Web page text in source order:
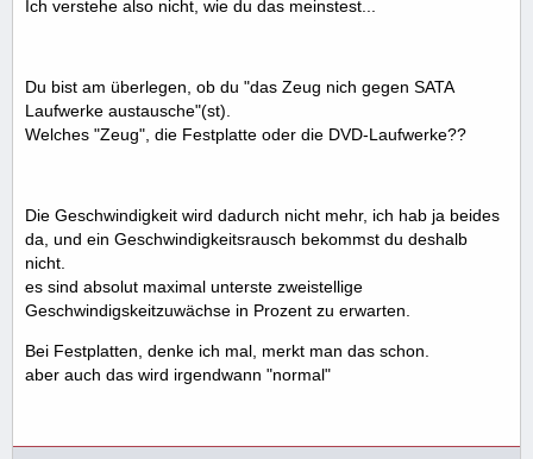
Ich verstehe also nicht, wie du das meinstest...
Du bist am überlegen, ob du "das Zeug nich gegen SATA
Laufwerke austausche"(st).
Welches "Zeug", die Festplatte oder die DVD-Laufwerke??
Die Geschwindigkeit wird dadurch nicht mehr, ich hab ja beides
da, und ein Geschwindigkeitsrausch bekommst du deshalb
nicht.
es sind absolut maximal unterste zweistellige
Geschwindigskeitzuwächse in Prozent zu erwarten.
Bei Festplatten, denke ich mal, merkt man das schon.
aber auch das wird irgendwann "normal"